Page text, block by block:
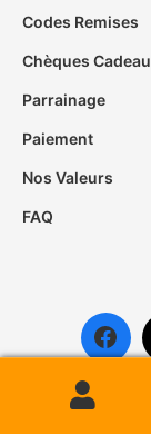
Codes Remises
Chèques
Parrainage
Paiement
Nos Valeurs
FAQ
Recherche
Recherche